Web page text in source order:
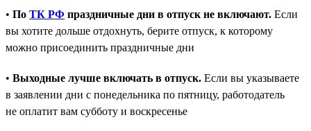
• По ТК РФ праздничные дни в отпуск не включают. Если
вы хотите дольше отдохнуть, берите отпуск, к которому
можно присоединить праздничные дни
• Выходные лучше включать в отпуск. Если вы указываете
в заявлении дни с понедельника по пятницу, работодатель
не оплатит вам субботу и воскресенье